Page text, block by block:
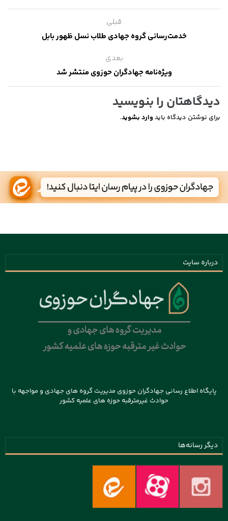
قبلی
خدمت‌رسانی گروه جهادی طلاب نسل ظهور بابل
بعدی
ویژه‌نامه جهادگران حوزوی منتشر شد
دیدگاهتان را بنویسید
برای نوشتن دیدگاه باید وارد بشوید.
درباره سایت
پایگاه اطلاع رسانی جهادگران حوزوی مدیریت گروه های جهادی و مواجهه با
حوادث غیرمترقبه حوزه های علمیه کشور
دیگر رسانه‌ها